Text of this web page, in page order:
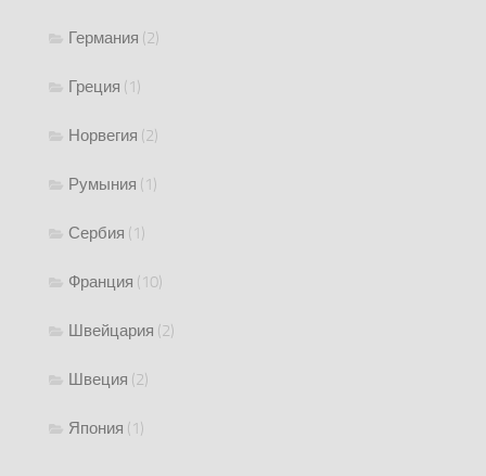
Германия (2)
Греция (1)
Норвегия (2)
Румыния (1)
Сербия (1)
Франция (10)
Швейцария (2)
Швеция (2)
Япония (1)